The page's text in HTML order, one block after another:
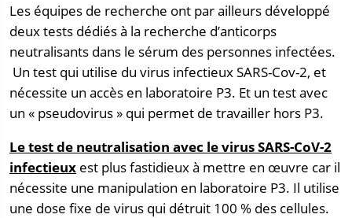
Les équipes de recherche ont par ailleurs développé
deux tests dédiés à la recherche d’anticorps
neutralisants dans le sérum des personnes infectées.
Un test qui utilise du virus infectieux SARS-Cov-2, et
nécessite un accès en laboratoire P3. Et un test avec
un « pseudovirus » qui permet de travailler hors P3.
Le test de neutralisation avec le virus SARS-CoV-2
infectieux est plus fastidieux à mettre en œuvre car il
nécessite une manipulation en laboratoire P3. Il utilise
une dose fixe de virus qui détruit 100 % des cellules.